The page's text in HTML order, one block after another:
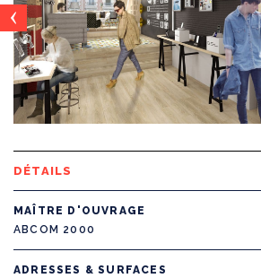
Précédent
DÉTAILS
MAÎTRE D'OUVRAGE
ABCOM 2000
ADRESSES & SURFACES